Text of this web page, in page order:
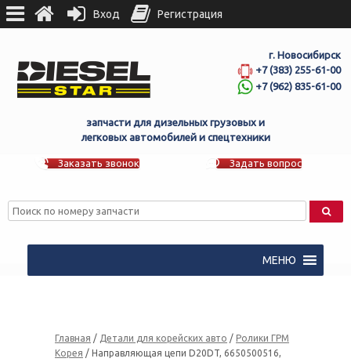
г. Новосибирск
+7 (383) 255-61-00
+7 (962) 835-61-00
запчасти для дизельных грузовых и
легковых автомобилей и спецтехники
Заказать звонок Задать вопрос
МЕНЮ
Главная / Детали для корейских авто / Ролики ГРМ
Корея / Направляющая цепи D20DT, 6650500516,
Вход Регистрация